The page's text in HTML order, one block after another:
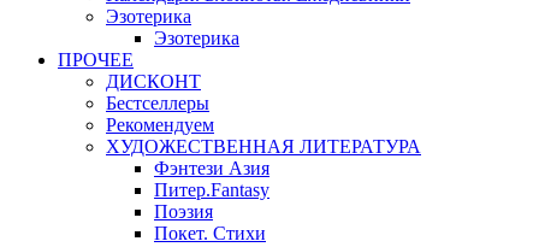
Эзотерика
Эзотерика
ПРОЧЕЕ
ДИСКОНТ
Бестселлеры
Рекомендуем
ХУДОЖЕСТВЕННАЯ ЛИТЕРАТУРА
Фэнтези Азия
Питер.Fantasy
Поэзия
Покет. Стихи